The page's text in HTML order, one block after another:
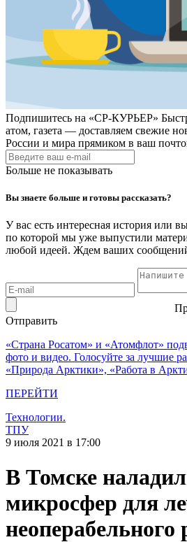
Подпишитесь на «СР-КУРЬЕР»
атом, газета — доставляем свежие
России и мира прямиком в ваш
Больше не показывать
Вы знаете больше и готовы рассказать?
У вас есть интересная история или
по которой мы уже выпустили
любой идеей. Ждем ваших
Отправить
«Страна Росатом» и «Атомфлот»
фото и видео. Голосуйте за лучшие
«Природа Арктики», «Работа в
ПЕРЕЙТИ
Технологии.
ТПУ
9 июля 2021 в 17:00
В Томске
микросфер для
неоперабельного